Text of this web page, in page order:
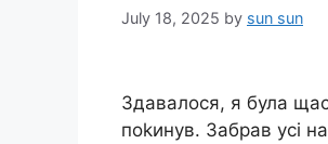
July 18, 2025 by sun sun
Здавалося, я була
поkинув. Забрав усі